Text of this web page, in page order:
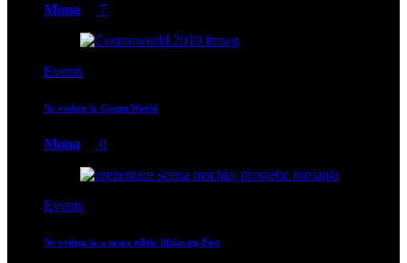
Mona 7
Events
Ne vedem la CosmoWorld
Mona 0
Events
Ne vedem la a sasea editie Make-up Fest